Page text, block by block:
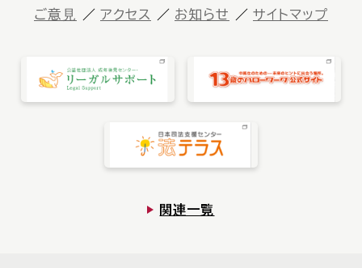
ご意⾒
アクセス お知らせ サイトマップ
関連一覧